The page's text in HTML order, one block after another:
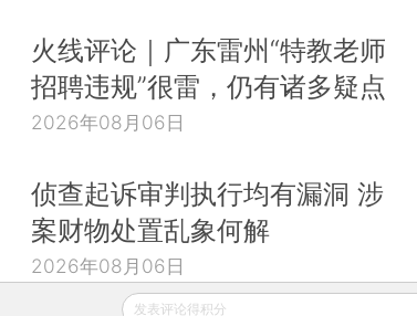
火线评论｜广东雷州“特教老师
招聘违规”很雷，仍有诸多疑点
2026年08月06日
侦查起诉审判执行均有漏洞 涉
案财物处置乱象何解
2026年08月06日
发表评论得积分